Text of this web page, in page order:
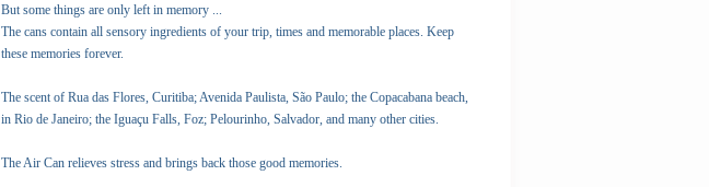
But some things are only left in memory ...
The cans contain all sensory ingredients of your trip, times and memorable places. Keep
these memories forever.
The scent of Rua das Flores, Curitiba; Avenida Paulista, São Paulo; the Copacabana beach,
in Rio de Janeiro; the Iguaçu Falls, Foz; Pelourinho, Salvador, and many other cities.
The Air Can relieves stress and brings back those good memories.